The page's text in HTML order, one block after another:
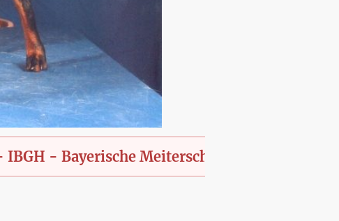
- Bayerische Meiterschaft des KfT., offen für